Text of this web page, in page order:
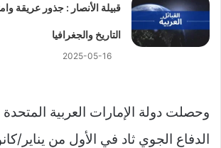
قبيلة الأنصار : جذور عريقة
التاريخ والجغرافيا
2025-05-16
وحصلت دولة الإمارات العربية
الدفاع الجوي ثاد في الأول من يناير/